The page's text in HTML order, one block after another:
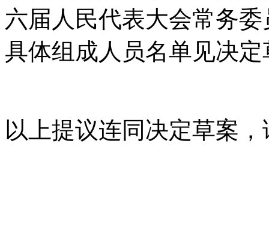
六届人民代表大会常务
具体组成人员名单见决定
以上提议连同决定草案